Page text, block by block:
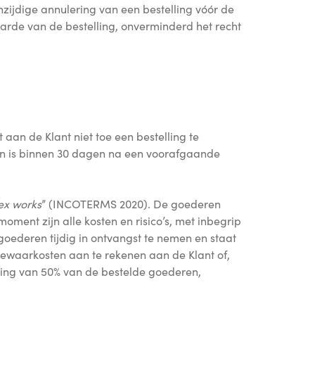
annulering van een bestelling vóór de
van de bestelling, onverminderd het recht
de Klant niet toe een bestelling te
is binnen 30 dagen na een voorafgaande
works” (INCOTERMS 2020). De goederen
zijn alle kosten en risico’s, met inbegrip
tijdig in ontvangst te nemen en staat
aan te rekenen aan de Klant of,
van 50% van de bestelde goederen,